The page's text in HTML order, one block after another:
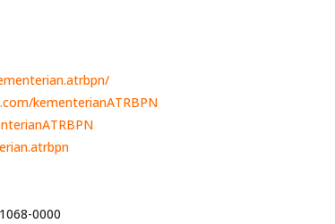
kementerianATRBPN
0000